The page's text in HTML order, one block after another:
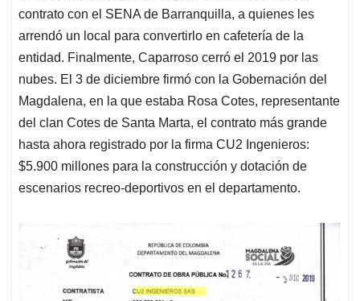
contrato con el SENA de Barranquilla, a quienes les
arrendó un local para convertirlo en cafetería de la
entidad. Finalmente, Caparroso cerró el 2019 por las
nubes. El 3 de diciembre firmó con la Gobernación del
Magdalena, en la que estaba Rosa Cotes, representante
del clan Cotes de Santa Marta, el contrato más grande
hasta ahora registrado por la firma CU2 Ingenieros:
$5.900 millones para la construcción y dotación de
escenarios recreo-deportivos en el departamento.